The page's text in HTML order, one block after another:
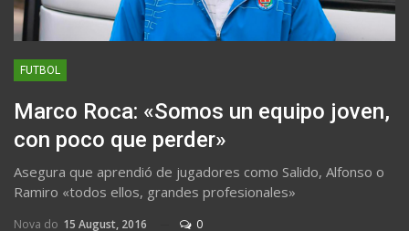
FUTBOL
Marco Roca: «Somos un equipo joven,
con poco que perder»
Asegura que aprendió de jugadores como Salido, Alfonso o
Ramiro «todos ellos, grandes profesionales»
Nova do 15 August, 2016 0